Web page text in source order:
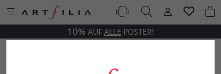
10% AUFALLE POSTER!